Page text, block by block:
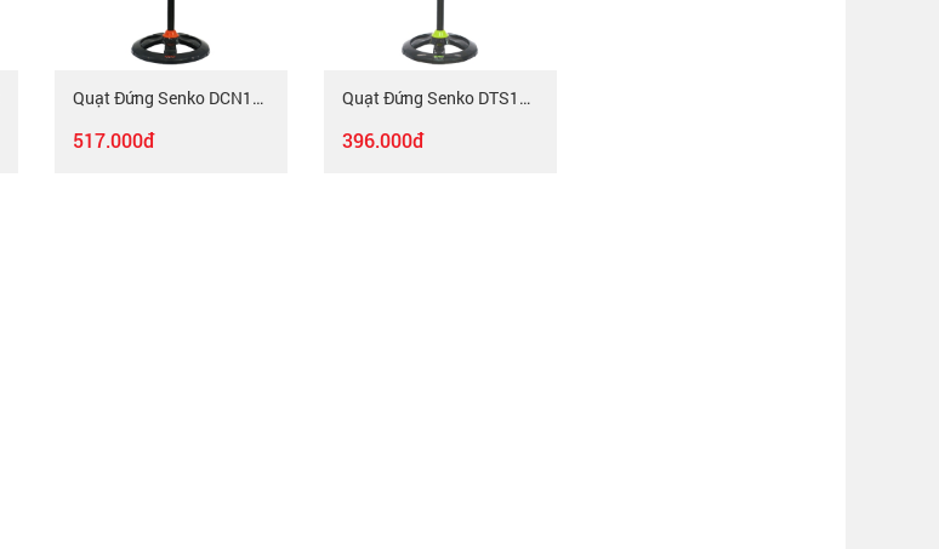
Quạt Đứng Senko DCN1808
517.000đ
Quạt Đứng Senko DTS1607
396.000đ